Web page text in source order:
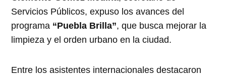
Servicios Públicos, expuso los avances del
programa “Puebla Brilla”, que busca mejorar la
limpieza y el orden urbano en la ciudad.
Entre los asistentes internacionales destacaron